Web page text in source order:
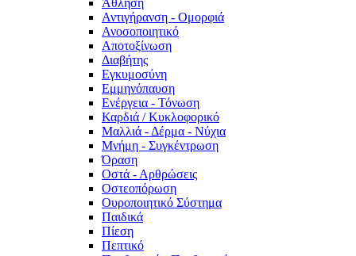
Αντιγήρανση - Ομορφιά
Ανοσοποιητικό
Αποτοξίνωση
Διαβήτης
Εγκυμοσύνη
Εμμηνόπαυση
Ενέργεια - Τόνωση
Καρδιά / Κυκλοφορικό
Μαλλιά - Δέρμα - Νύχια
Μνήμη - Συγκέντρωση
Όραση
Οστά - Αρθρώσεις
Οστεοπόρωση
Ουροποιητικό Σύστημα
Παιδικά
Πίεση
Πεπτικό